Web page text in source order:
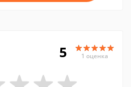
5 1 оценка